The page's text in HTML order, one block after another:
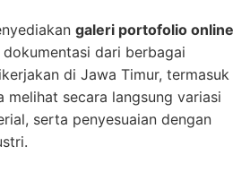
galeri portofolio online
dari berbagai
di Jawa Timur, termasuk
melihat secara langsung variasi
serta penyesuaian dengan